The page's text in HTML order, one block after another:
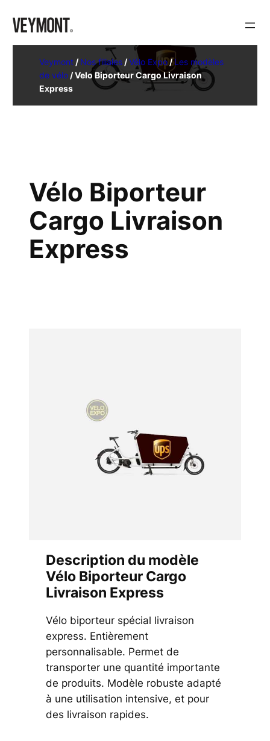
Veymont /Nos filiales /Vélo Expo/Les modèles
de vélo /Velo Biporteur Cargo Livraison
Express
Vélo Biporteur
Cargo Livraison
Express
Description du modèle
Vélo Biporteur Cargo
Livraison Express
Vélo biporteur spécial livraison
express. Entièrement
personnalisable. Permet de
transporter une quantité importante
de produits. Modèle robuste adapté
à une utilisation intensive, et pour
des livraison rapides.